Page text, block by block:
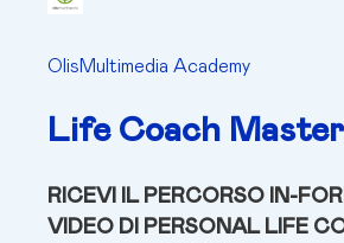
OlisMultimedia Academy
Life Coach
RICEVI IL PERCORSO IN-
VIDEO DI PERSONAL LIFE